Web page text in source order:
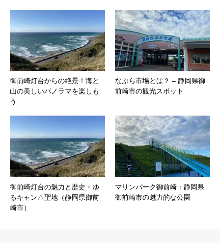
御前崎灯台からの絶景！海と
山の美しいパノラマを楽しも
う
なぶら市場とは？ – 静岡県御
前崎市の観光スポット
御前崎灯台の魅力と歴史・ゆ
るキャン△聖地（静岡県御前
崎市）
マリンパーク御前崎：静岡県
御前崎市の魅力的な公園